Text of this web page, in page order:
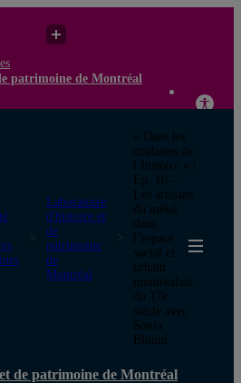
patrimoine de Montréal
Laboratoire
d'histoire et
de
patrimoine
de
Montréal
« Dans les
coulisses de
l’histoire » |
Ep. 10 –
Les artisans
du métal
dans
l’espace
social et
urbain
montréalais
du 17e
siècle avec
Sonia
Blouin
de patrimoine de Montréal